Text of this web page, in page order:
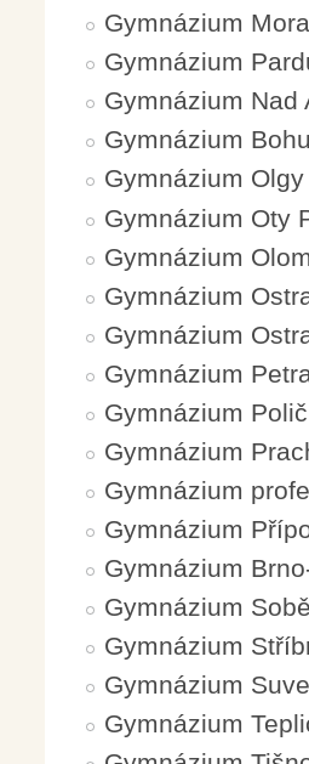
Gymnázium
Gymnázium
Gymnázium Nad
Gymnázium
Gymnázium
Gymnázium Oty
Gymnázium
Gymnázium
Gymnázium
Gymnázium
Gymnázium
Gymnázium
Gymnázium
Gymnázium
Gymnázium
Gymnázium
Gymnázium
Gymnázium
Gymnázium